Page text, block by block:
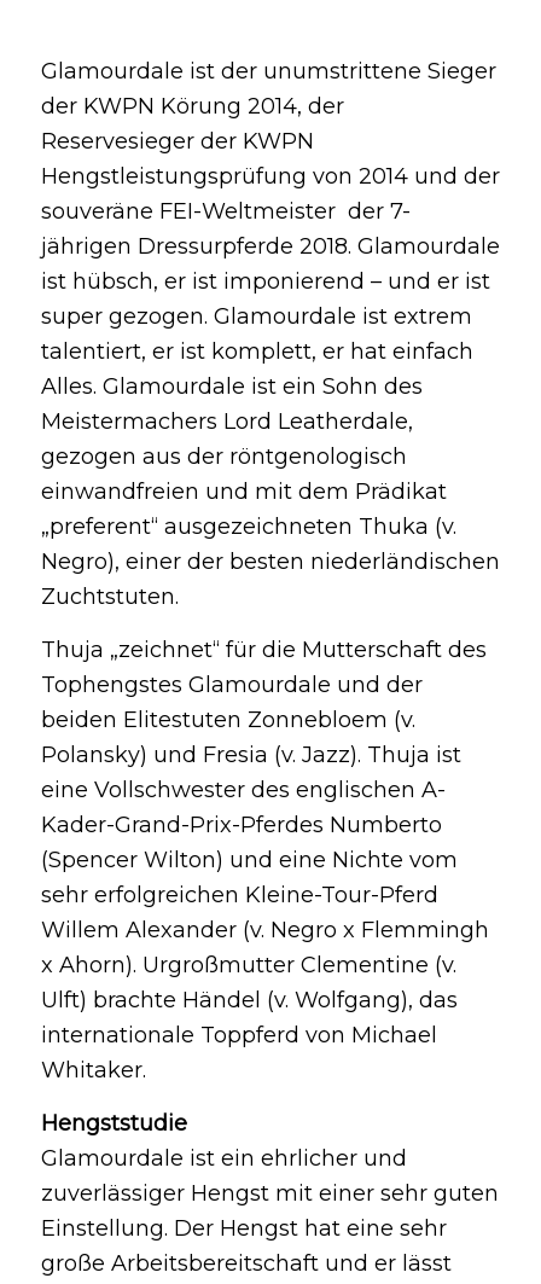
Glamourdale ist der unumstrittene Sieger
der KWPN Körung 2014, der
Reservesieger der KWPN
Hengstleistungsprüfung von 2014 und der
souveräne FEI-Weltmeister der 7-
jährigen Dressurpferde 2018. Glamourdale
ist hübsch, er ist imponierend – und er ist
super gezogen. Glamourdale ist extrem
talentiert, er ist komplett, er hat einfach
Alles. Glamourdale ist ein Sohn des
Meistermachers Lord Leatherdale,
gezogen aus der röntgenologisch
einwandfreien und mit dem Prädikat
„preferent“ ausgezeichneten Thuka (v.
Negro), einer der besten niederländischen
Zuchtstuten.
Thuja „zeichnet“ für die Mutterschaft des
Tophengstes Glamourdale und der
beiden Elitestuten Zonnebloem (v.
Polansky) und Fresia (v. Jazz). Thuja ist
eine Vollschwester des englischen A-
Kader-Grand-Prix-Pferdes Numberto
(Spencer Wilton) und eine Nichte vom
sehr erfolgreichen Kleine-Tour-Pferd
Willem Alexander (v. Negro x Flemmingh
x Ahorn). Urgroßmutter Clementine (v.
Ulft) brachte Händel (v. Wolfgang), das
internationale Toppferd von Michael
Whitaker.
Hengststudie
Glamourdale ist ein ehrlicher und
zuverlässiger Hengst mit einer sehr guten
Einstellung. Der Hengst hat eine sehr
große Arbeitsbereitschaft und er lässt